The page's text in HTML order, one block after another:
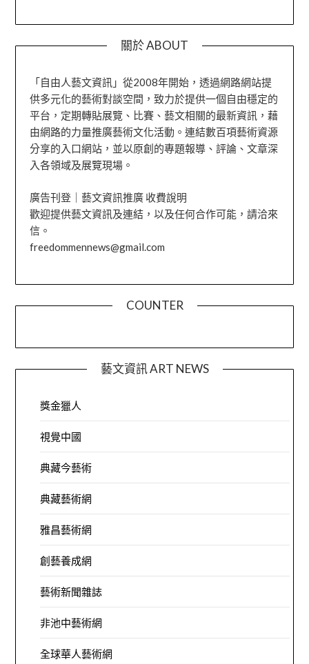
關於 ABOUT
「自由人藝文資訊」從2008年開始，透過網路網站提
供多元化的藝術對談空間，致力於提供一個自由穩定的
平台，定期轉貼展覽、比賽、藝文相關的最新資訊，藉
由網路的力量推廣藝術文化活動。連結數百項藝術資源
分享的入口網站，並以原創的專題報導、評論、文章深
入各領域及展覽現場。
廣告刊登｜藝文資訊推廣 收費說明
歡迎提供藝文資訊及連結，以及任何合作可能，請洽來
信。
freedommennews@gmail.com
COUNTER
藝文資訊 ART NEWS
獎金獵人
視覺中國
典藏今藝術
典藏藝術網
雅昌藝術網
創藝養成網
藝術新聞雜誌
非池中藝術網
全球華人藝術網